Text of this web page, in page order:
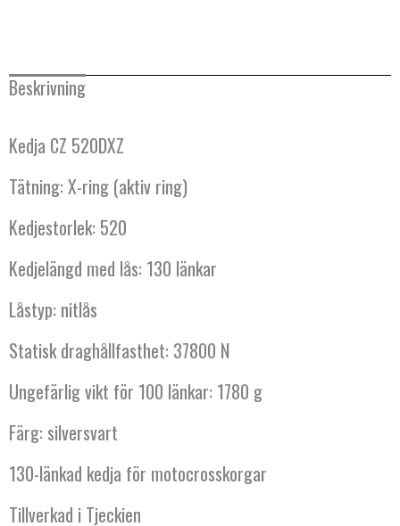
länkar
mängd
Beskrivning
Kedja CZ 520DXZ
Tätning: X-ring (aktiv ring)
Kedjestorlek: 520
Kedjelängd med lås: 130 länkar
Låstyp: nitlås
Statisk draghållfasthet: 37800 N
Ungefärlig vikt för 100 länkar: 1780 g
Färg: silversvart
130-länkad kedja för motocrosskorgar
Tillverkad i Tjeckien